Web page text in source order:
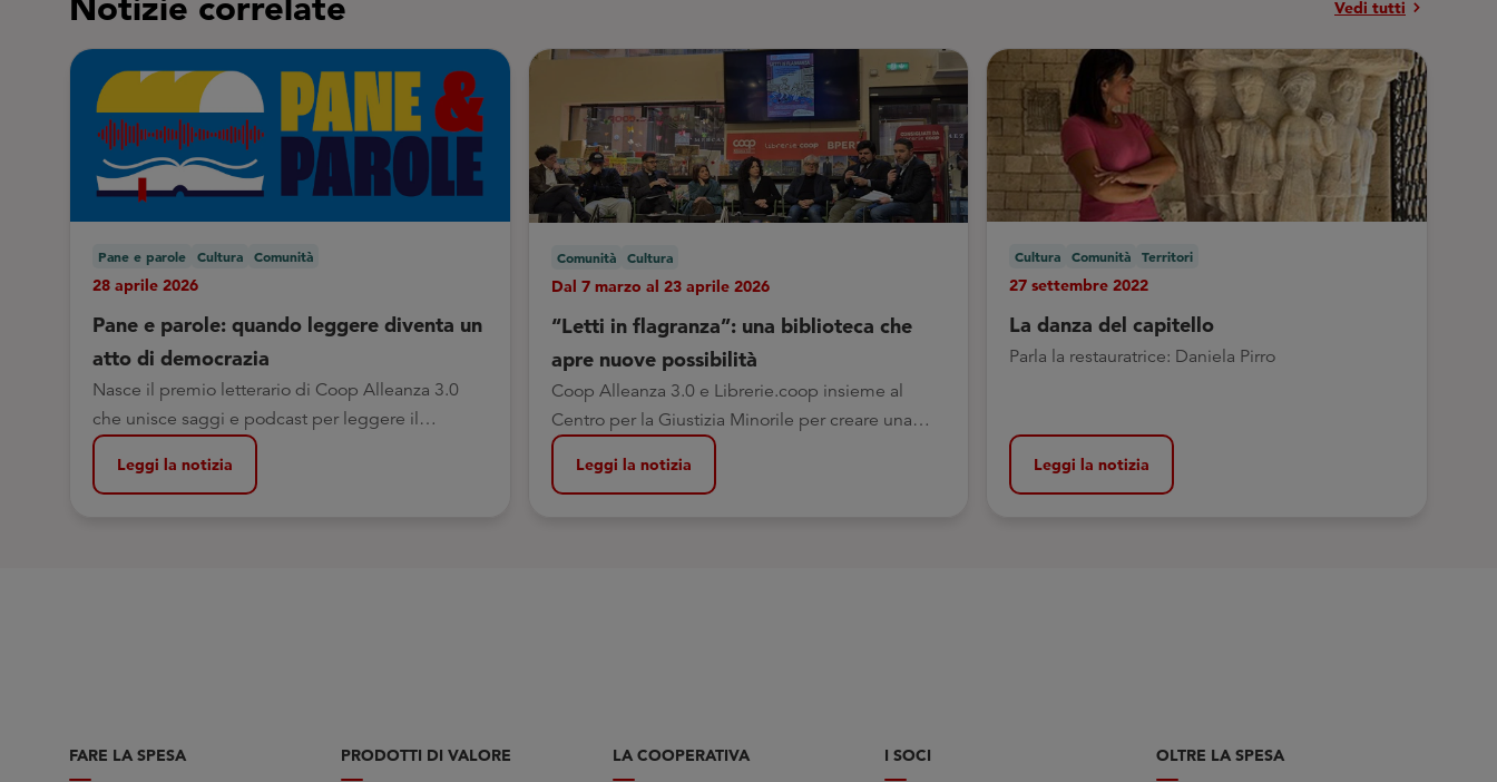
Vedi tutti chevron_right
Pane e parole Cultura Comunità
28 aprile 2026
Pane e parole: quando leggere diventa un
atto di democrazia
Nasce il premio letterario di Coop Alleanza 3.0
che unisce saggi e podcast per leggere il
presente e nutrire il pensiero critico
Leggi la notizia
Comunità Cultura
Dal 7 marzo al 23 aprile 2026
“Letti in flagranza”: una biblioteca che
apre nuove possibilità
Coop Alleanza 3.0 e Librerie.coop insieme al
Centro per la Giustizia Minorile per creare una
biblioteca all’Istituto Penale per i Minorenni di
Bologna
Leggi la notizia
Cultura Comunità Territori
27 settembre 2022
La danza del capitello
Parla la restauratrice: Daniela Pirro
Leggi la notizia
FARE LA SPESA PRODOTTI DI VALORE LA COOPERATIVA I SOCI OLTRE LA SPESA